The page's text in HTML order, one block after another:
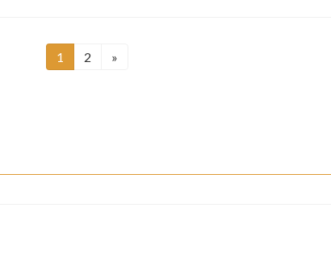
固
1
固
2 »